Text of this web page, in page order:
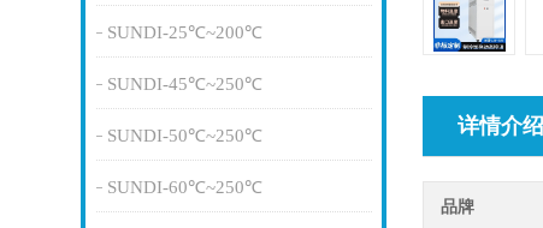
SUNDI-25℃~200℃
SUNDI-45℃~250℃
SUNDI-50℃~250℃
SUNDI-60℃~250℃
详情介绍
品牌